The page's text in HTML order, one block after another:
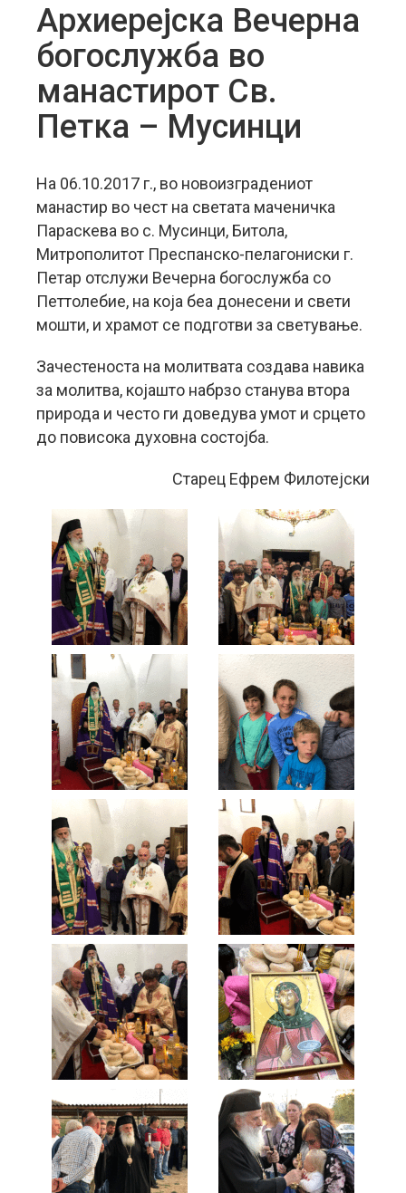
Архиерејска Вечерна
богослужба во
манастирот Св.
Петка – Мусинци
На 06.10.2017 г., во новоизградениот
манастир во чест на светата маченичка
Параскева во с. Мусинци, Битола,
Митрополитот Преспанско-пелагониски г.
Петар отслужи Вечерна богослужба со
Петтолебие, на која беа донесени и свети
мошти, и храмот се подготви за светување.
Зачестеноста на молитвата создава навика
за молитва, којашто набрзо станува втора
природа и често ги доведува умот и срцето
до повисока духовна состојба.
Старец Ефрем Филотејски